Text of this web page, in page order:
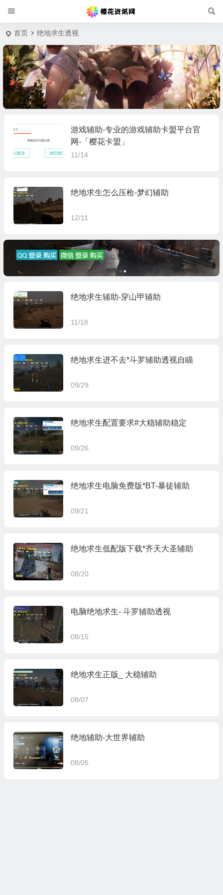
首页 绝地求生透视
游戏辅助-专业的游戏辅助卡盟平台官
网-「樱花卡盟」
11/14
绝地求生怎么压枪-梦幻辅助
12/11
绝地求生辅助-穿山甲辅助
11/18
绝地求生进不去*斗罗辅助透视自瞄
09/29
绝地求生配置要求#大稳辅助稳定
09/26
绝地求生电脑免费版*BT-暴徒辅助
09/21
绝地求生低配版下载*齐天大圣辅助
08/20
电脑绝地求生- 斗罗辅助透视
08/15
绝地求生正版_ 大稳辅助
08/07
绝地辅助-大世界辅助
08/05